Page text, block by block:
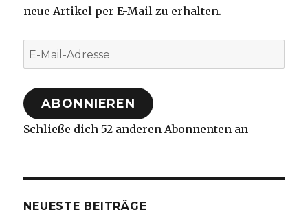
neue Artikel per E-Mail zu erhalten.
E-
Mail-
Adresse
ABONNIEREN
Schließe dich 52 anderen Abonnenten an
NEUESTE BEITRÄGE